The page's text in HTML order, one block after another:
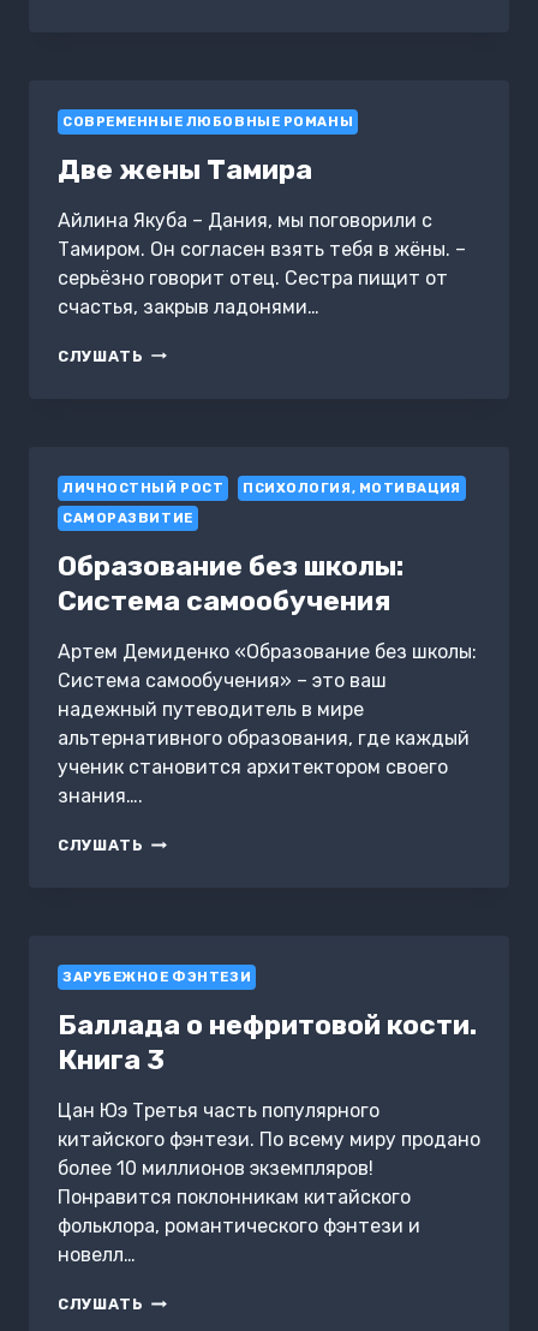
ОДИНОЧЕСТВА.
СОВРЕМЕННЫЕ ЛЮБОВНЫЕ РОМАНЫ
Две жены Тамира
Айлина Якуба – Дания, мы поговорили с
Тамиром. Он согласен взять тебя в жёны. –
серьёзно говорит отец. Сестра пищит от
счастья, закрыв ладонями…
СЛУШАТЬ ДВЕ
ЛИЧНОСТНЫЙ РОСТ
ПСИХОЛОГИЯ, МОТИВАЦИЯ
САМОРАЗВИТИЕ
Образование без школы:
Система самообучения
Артем Демиденко «Образование без школы:
Система самообучения» – это ваш
надежный путеводитель в мире
альтернативного образования, где каждый
ученик становится архитектором своего
знания….
СЛУШАТЬ ОБРАЗОВАНИЕ
ЗАРУБЕЖНОЕ ФЭНТЕЗИ
Баллада о нефритовой кости.
Книга 3
Цан Юэ Третья часть популярного
китайского фэнтези. По всему миру продано
более 10 миллионов экземпляров!
Понравится поклонникам китайского
фольклора, романтического фэнтези и
новелл…
СЛУШАТЬ БАЛЛАДА